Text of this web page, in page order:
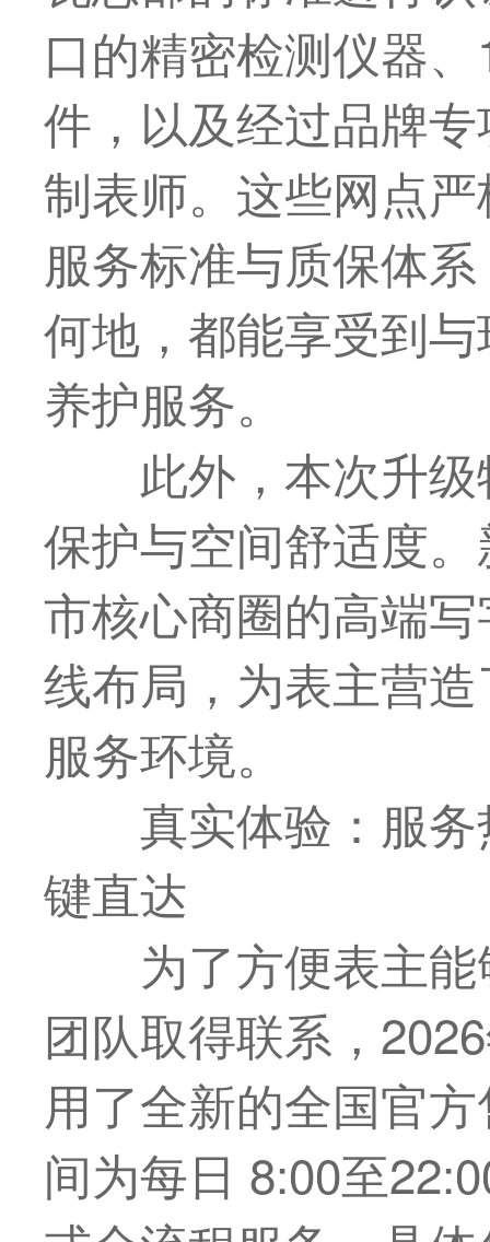
口的精密检测仪器
件，以及经过品牌
制表师。这些网点
服务标准与质保体
何地，都能享受到
养护服务。
此外，本次升
保护与空间舒适度
市核心商圈的高端
线布局，为表主营
服务环境。
真实体验：服
键直达
为了方便表主
团队取得联系，
用了全新的全国官
间为每日 8:00至